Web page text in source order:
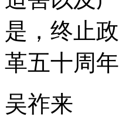
是，终止
革五十周
吴祚来